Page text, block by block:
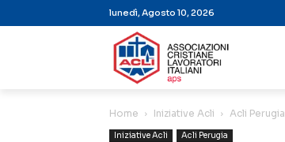
lunedì, Agosto 10, 2026
Home Iniziative Acli Acli Perugia
Iniziative Acli Acli Perugia